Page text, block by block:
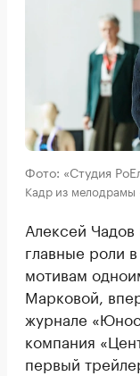
Фото: «Студия
Кадр из мелодрамы
Алексей
главные роли
мотивам
Марковой,
журнале
компания
первый